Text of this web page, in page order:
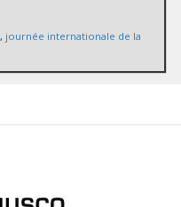
, journée internationale de la